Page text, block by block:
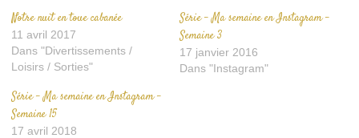
Notre nuit en toue cabanée
11 avril 2017
Dans "Divertissements /
Loisirs / Sorties"
Série – Ma semaine en Instagram –
Semaine 3
17 janvier 2016
Dans "Instagram"
Série – Ma semaine en Instagram –
Semaine 15
17 avril 2018